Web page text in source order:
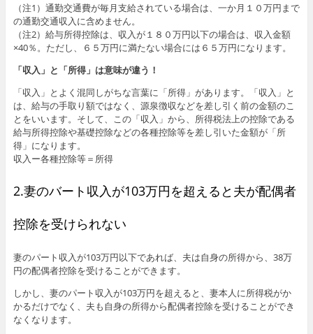
（注1）通勤交通費が毎月支給されている場合は、一か月１０万円まで
の通勤交通収入に含めません。
（注2）給与所得控除は、収入が１８０万円以下の場合は、収入金額
×40％。ただし、６５万円に満たない場合には６５万円になります。
「収入」と「所得」は意味が違う！
「収入」とよく混同しがちな言葉に「所得」があります。「収入」と
は、給与の手取り額ではなく、源泉徴収などを差し引く前の金額のこ
とをいいます。そして、この「収入」から、所得税法上の控除である
給与所得控除や基礎控除などの各種控除等を差し引いた金額が「所
得」になります。
収入ー各種控除等＝所得
2.妻のバート収入が103万円を超えると夫が配偶者
控除を受けられない
妻のパート収入が103万円以下であれば、夫は自身の所得から、38万
円の配偶者控除を受けることができます。
しかし、妻のパート収入が103万円を超えると、妻本人に所得税がか
かるだけでなく、夫も自身の所得から配偶者控除を受けることができ
なくなります。